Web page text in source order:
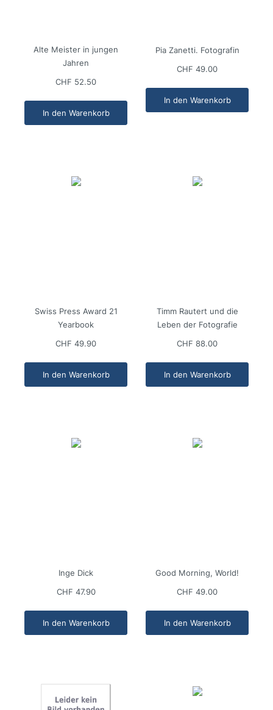
Alte Meister in jungen
Jahren
CHF 52.50
In den Warenkorb
Pia Zanetti. Fotografin
CHF 49.00
In den Warenkorb
Swiss Press Award 21
Yearbook
CHF 49.90
In den Warenkorb
Timm Rautert und die
Leben der Fotografie
CHF 88.00
In den Warenkorb
Inge Dick
CHF 47.90
In den Warenkorb
Good Morning, World!
CHF 49.00
In den Warenkorb